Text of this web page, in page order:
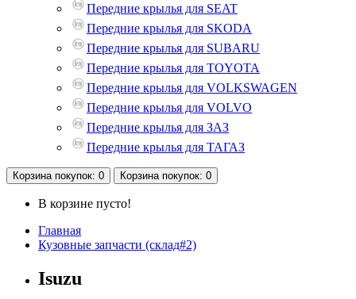
Передние крылья для SEAT
Передние крылья для SKODA
Передние крылья для SUBARU
Передние крылья для TOYOTA
Передние крылья для VOLKSWAGEN
Передние крылья для VOLVO
Передние крылья для ЗАЗ
Передние крылья для ТАГАЗ
Корзина покупок: 0 Корзина покупок: 0
В корзине пусто!
Главная
Кузовные запчасти (склад#2)
Isuzu